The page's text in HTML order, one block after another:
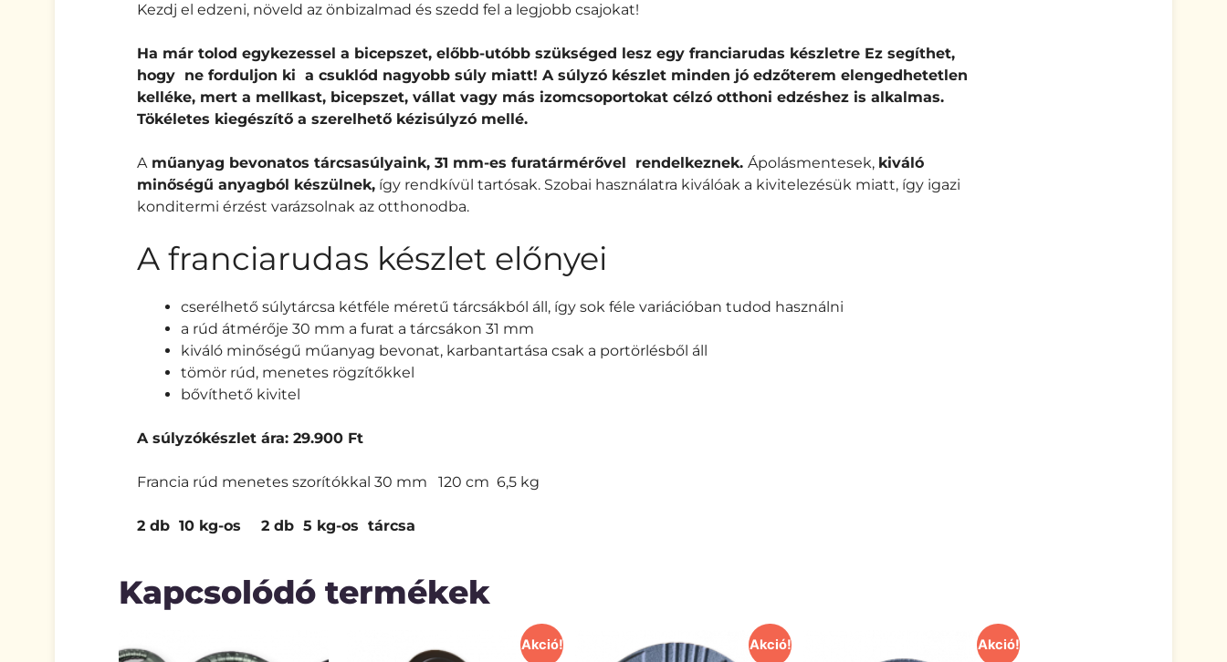
Kezdj el edzeni, növeld az önbizalmad és szedd fel a legjobb csajokat!
Ha már tolod egykezessel a bicepszet, előbb-utóbb szükséged lesz egy franciarudas készletre Ez segíthet,
hogy ne forduljon ki a csuklód nagyobb súly miatt! A súlyzó készlet minden jó edzőterem elengedhetetlen
kelléke, mert a mellkast, bicepszet, vállat vagy más izomcsoportokat célzó otthoni edzéshez is alkalmas.
Tökéletes kiegészítő a szerelhető kézisúlyzó mellé.
Aműanyag bevonatos tárcsasúlyaink, 31 mm-es furatármérővel rendelkeznek. Ápolásmentesek, kiváló
minőségű anyagból készülnek, így rendkívül tartósak. Szobai használatra kiválóak a kivitelezésük miatt, így igazi
konditermi érzést varázsolnak az otthonodba.
A franciarudas készlet előnyei
cserélhető súlytárcsa kétféle méretű tárcsákból áll, így sok féle variációban tudod használni
a rúd átmérője 30 mm a furat a tárcsákon 31 mm
kiváló minőségű műanyag bevonat, karbantartása csak a portörlésből áll
tömör rúd, menetes rögzítőkkel
bővíthető kivitel
A súlyzókészlet ára: 29.900 Ft
Francia rúd menetes szorítókkal 30 mm 120 cm 6,5 kg
2 db 10 kg-os 2 db 5 kg-os tárcsa
Kapcsolódó termékek
Akció! Akció! Akció!